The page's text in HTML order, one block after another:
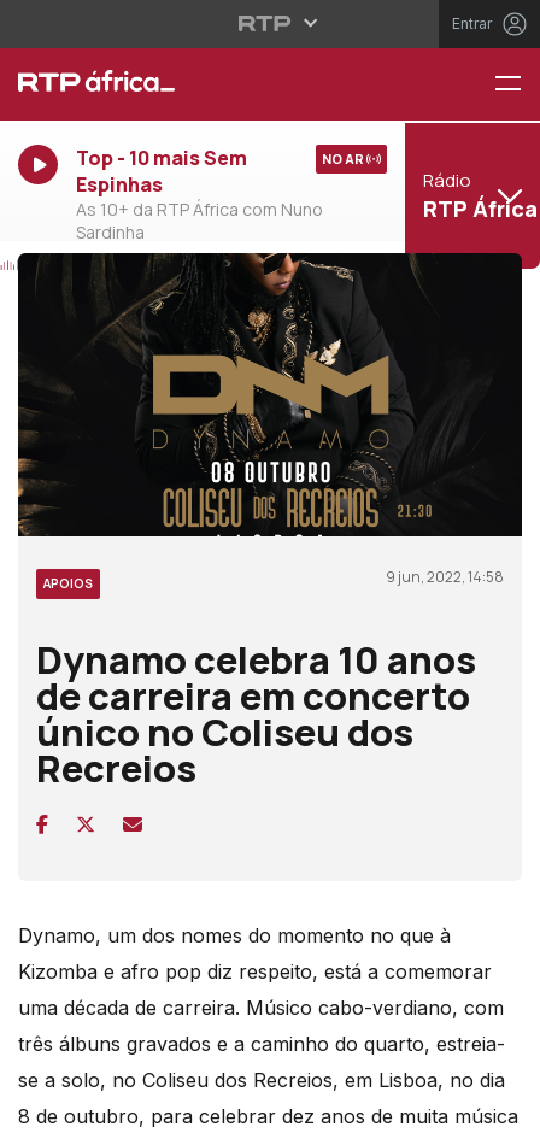
Entrar
Top - 10 mais Sem
Espinhas
As 10+ da RTP África com Nuno
Sardinha
NO AR
Rádio
RTP África
APOIOS 9 jun, 2022, 14:58
Dynamo celebra 10 anos
de carreira em concerto
único no Coliseu dos
Recreios
Dynamo, um dos nomes do momento no que à
Kizomba e afro pop diz respeito, está a comemorar
uma década de carreira. Músico cabo-verdiano, com
três álbuns gravados e a caminho do quarto, estreia-
se a solo, no Coliseu dos Recreios, em Lisboa, no dia
8 de outubro, para celebrar dez anos de muita música